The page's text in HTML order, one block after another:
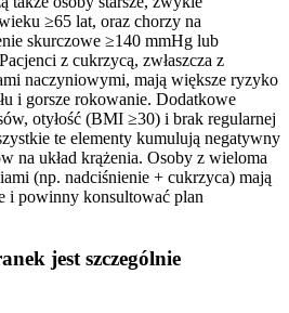
≥65 lat, oraz chorzy na
skurczowe ≥140 mmHg lub
z cukrzycą, zwłaszcza z
naczyniowymi, mają większe ryzyko
i gorsze rokowanie. Dodatkowe
otyłość (BMI ≥30) i brak regularnej
te elementy kumulują negatywny
na układ krążenia. Osoby z wieloma
(np. nadciśnienie + cukrzyca) mają
i powinny konsultować plan
jest szczególnie